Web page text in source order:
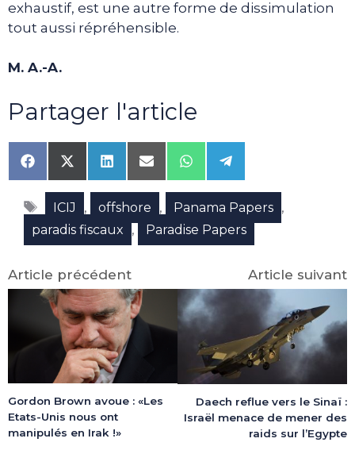
exhaustif, est une autre forme de dissimulation
tout aussi répréhensible.
M. A.-A.
Partager l'article
Share
on
Facebook
Share
on
X
(Twitter)
Share
on
LinkedIn
Share
on
Email
Share
on
WhatsApp
Share
on
Telegram
Étiquettes
ICIJ , offshore , Panama Papers ,
paradis fiscaux , Paradise Papers
Article précédent
Gordon Brown avoue : «Les
Etats-Unis nous ont
manipulés en Irak !»
Article suivant
Daech reflue vers le Sinaï :
Israël menace de mener des
raids sur l’Egypte